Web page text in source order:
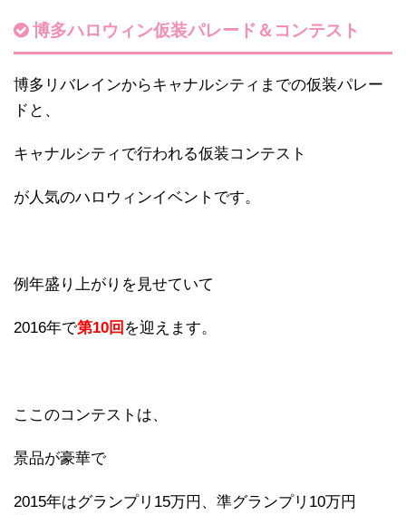
博多ハロウィン仮装パレード＆コンテスト
博多リバレインからキャナルシティまでの仮装パレー
ドと、
キャナルシティで行われる仮装コンテスト
が人気のハロウィンイベントです。
例年盛り上がりを見せていて
2016年で第10回 を迎えます。
ここのコンテストは、
景品が豪華で
2015年はグランプリ15万円、準グランプリ10万円